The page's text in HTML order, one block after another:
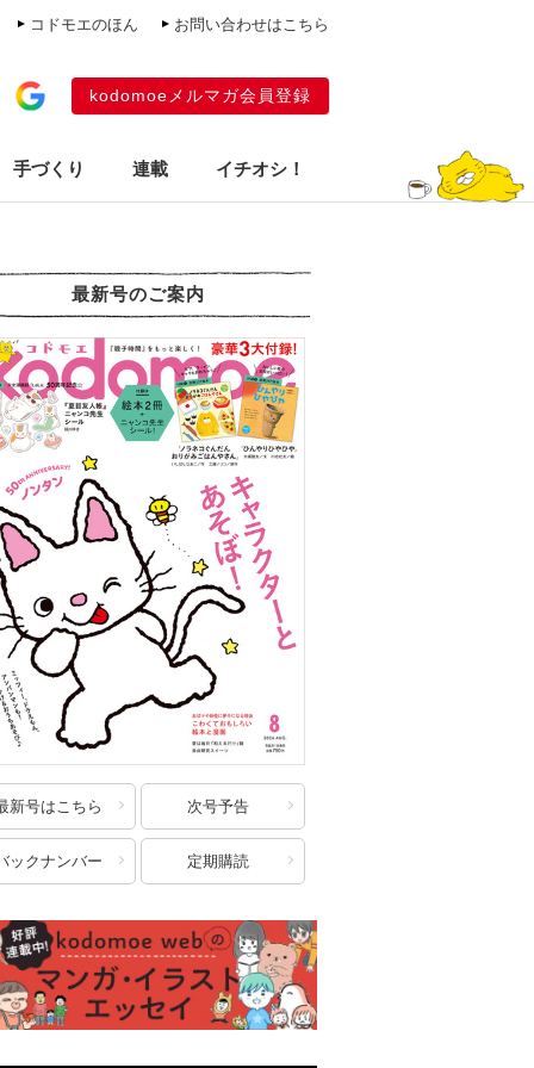
コドモエのほん お問い合わせはこちら
kodomoeメルマガ会員登録
手づくり 連載 イチオシ！
最新号のご案内
新号はこちら 次号予告
ックナンバー 定期購読